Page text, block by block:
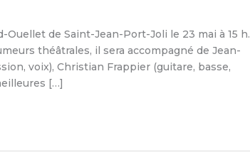
Ouellet de Saint-Jean-Port-Joli le 23 mai à 15 h.
théâtrales, il sera accompagné de Jean-
voix), Christian Frappier (guitare, basse,
[…]